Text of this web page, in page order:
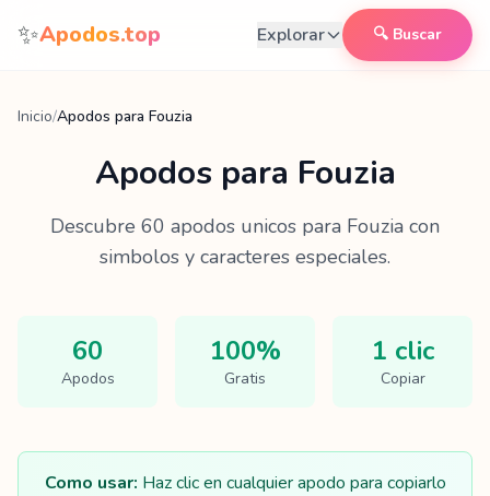
Saltar al contenido
✨Apodos.top Explorar 🔍 Buscar
Inicio/Apodos para Fouzia
Apodos para Fouzia
Descubre 60 apodos unicos para Fouzia con
simbolos y caracteres especiales.
60
Apodos
100%
Gratis
1 clic
Copiar
Como usar: Haz clic en cualquier apodo para copiarlo